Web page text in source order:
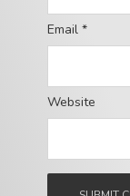
Email *
Website